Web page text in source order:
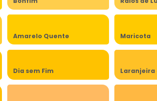
Amarelo Quente Maricota
Dia sem Fim Laranjeira